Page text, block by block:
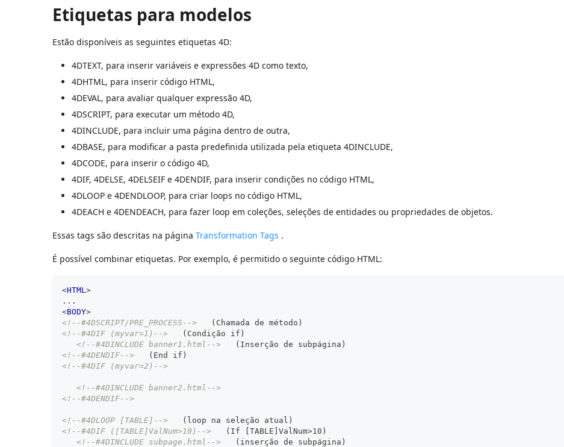
Etiquetas para modelos
Estão disponíveis as seguintes etiquetas 4D:
4DTEXT, para inserir variáveis e expressões 4D como texto,
4DHTML, para inserir código HTML,
4DEVAL, para avaliar qualquer expressão 4D,
4DSCRIPT, para executar um método 4D,
4DINCLUDE, para incluir uma página dentro de outra,
4DBASE, para modificar a pasta predefinida utilizada pela etiqueta 4DINCLUDE,
4DCODE, para inserir o código 4D,
4DIF, 4DELSE, 4DELSEIF e 4DENDIF, para inserir condições no código HTML,
4DLOOP e 4DENDLOOP, para criar loops no código HTML,
4DEACH e 4DENDEACH, para fazer loop em coleções, seleções de entidades ou propriedades de objetos.
Essas tags são descritas na páginaTransformation Tags .
É possível combinar etiquetas. Por exemplo, é permitido o seguinte código HTML:
<HTML>
...
<BODY>
<!--#4DSCRIPT/PRE_PROCESS-->
   (Chamada de método)
<!--#4DIF (myvar=1)-->
   (Condição if)
<!--#4DINCLUDE banner1.html-->
   (Inserção de subpágina)
<!--#4DENDIF-->
   (End if)
<!--#4DIF (myvar=2)-->
<!--#4DINCLUDE banner2.html-->
<!--#4DENDIF-->
<!--#4DLOOP [TABLE]-->
   (loop na seleção atual)
<!--#4DIF ([TABLE]ValNum>10)-->
   (If [TABLE]ValNum>10)
<!--#4DINCLUDE subpage.html-->
   (inserção de subpágina)